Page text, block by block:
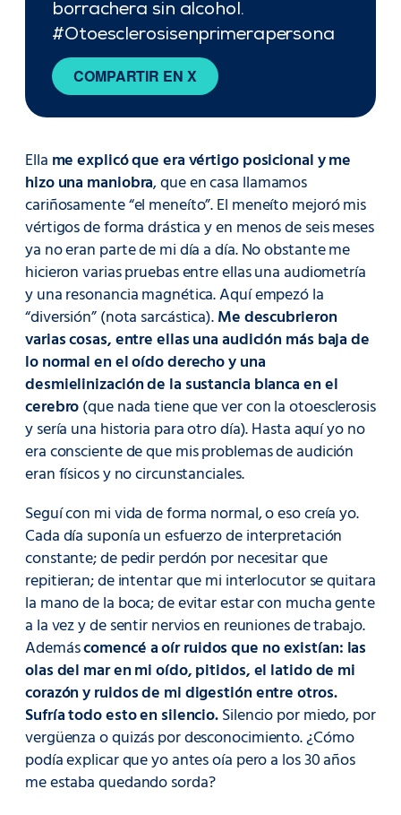
borrachera sin alcohol.
#Otoesclerosisenprimerapersona
COMPARTIR EN X
Ella me explicó que era vértigo posicional y me
hizo una maniobra, que en casa llamamos
cariñosamente “el meneíto”. El meneíto mejoró mis
vértigos de forma drástica y en menos de seis meses
ya no eran parte de mi día a día. No obstante me
hicieron varias pruebas entre ellas una audiometría
y una resonancia magnética. Aquí empezó la
“diversión” (nota sarcástica).Me descubrieron
varias cosas, entre ellas una audición más baja de
lo normal en el oído derecho y una
desmielinización de la sustancia blanca en el
cerebro(que nada tiene que ver con la otoesclerosis
y sería una historia para otro día). Hasta aquí yo no
era consciente de que mis problemas de audición
eran físicos y no circunstanciales.
Seguí con mi vida de forma normal, o eso creía yo.
Cada día suponía un esfuerzo de interpretación
constante; de pedir perdón por necesitar que
repitieran; de intentar que mi interlocutor se quitara
la mano de la boca; de evitar estar con mucha gente
a la vez y de sentir nervios en reuniones de trabajo.
Ademáscomencé a oír ruidos que no existían: las
olas del mar en mi oído, pitidos, el latido de mi
corazón y ruidos de mi digestión entre otros.
Sufría todo esto en silencio.Silencio por miedo, por
vergüenza o quizás por desconocimiento. ¿Cómo
podía explicar que yo antes oía pero a los 30 años
me estaba quedando sorda?